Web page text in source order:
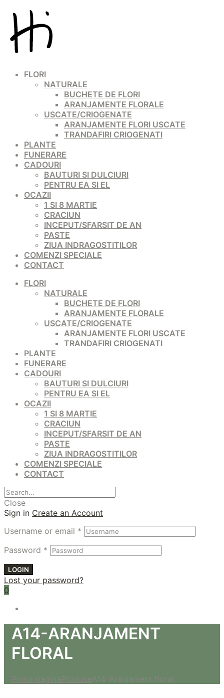
FLORI
NATURALE
BUCHETE DE FLORI
ARANJAMENTE FLORALE
USCATE/CRIOGENATE
ARANJAMENTE FLORI USCATE
TRANDAFIRI CRIOGENATI
PLANTE
FUNERARE
CADOURI
BAUTURI SI DULCIURI
PENTRU EA SI EL
OCAZII
1 SI 8 MARTIE
CRACIUN
INCEPUT/SFARSIT DE AN
PASTE
ZIUA INDRAGOSTITILOR
COMENZI SPECIALE
CONTACT
FLORI
NATURALE
BUCHETE DE FLORI
ARANJAMENTE FLORALE
USCATE/CRIOGENATE
ARANJAMENTE FLORI USCATE
TRANDAFIRI CRIOGENATI
PLANTE
FUNERARE
CADOURI
BAUTURI SI DULCIURI
PENTRU EA SI EL
OCAZII
1 SI 8 MARTIE
CRACIUN
INCEPUT/SFARSIT DE AN
PASTE
ZIUA INDRAGOSTITILOR
COMENZI SPECIALE
CONTACT
Close
Sign in Create an Account
Username or email *
Password *
LOGIN
Lost your password?
0
A14-ARANJAMENT
FLORAL
Prima pagina ProduseA14-Aranjament floral